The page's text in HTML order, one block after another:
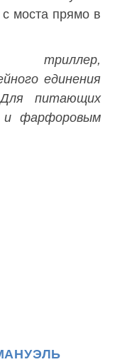
моста прямо в
триллер,
единения
питающих
и фарфоровым